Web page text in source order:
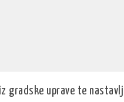
gradske uprave te